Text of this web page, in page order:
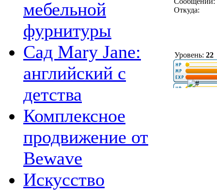
мебельной
фурнитуры
Сад Mary Jane:
английский с
детства
Комплексное
продвижение от
Bewave
Искусство
Откуда:
Уровень: 22